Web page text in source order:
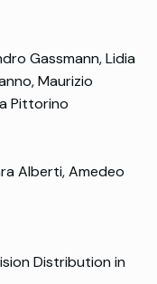
Gassmann, Lidia
Maurizio
Pittorino
Alberti, Amedeo
Distribution in